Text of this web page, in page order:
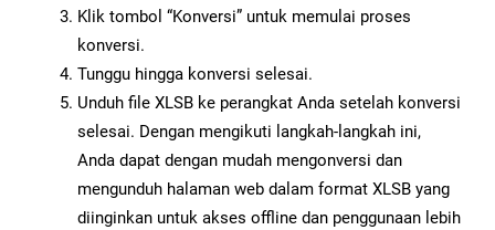
Klik tombol “Konversi” untuk memulai proses
konversi.
Tunggu hingga konversi selesai.
Unduh file XLSB ke perangkat Anda setelah konversi
selesai. Dengan mengikuti langkah-langkah ini,
Anda dapat dengan mudah mengonversi dan
mengunduh halaman web dalam format XLSB yang
diinginkan untuk akses offline dan penggunaan lebih